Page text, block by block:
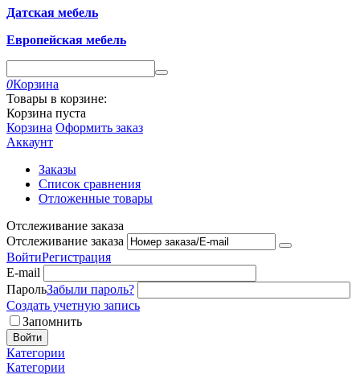
Датская мебель
Европейская мебель
0Корзина
Товары в корзине:
Корзина пуста
Корзина Оформить заказ
Аккаунт
Заказы
Список сравнения
Отложенные товары
Отслеживание заказа
Отслеживание заказа
ВойтиРегистрация
E-mail
ПарольЗабыли пароль?
Создать учетную запись
Запомнить
Войти
Категории
Категории